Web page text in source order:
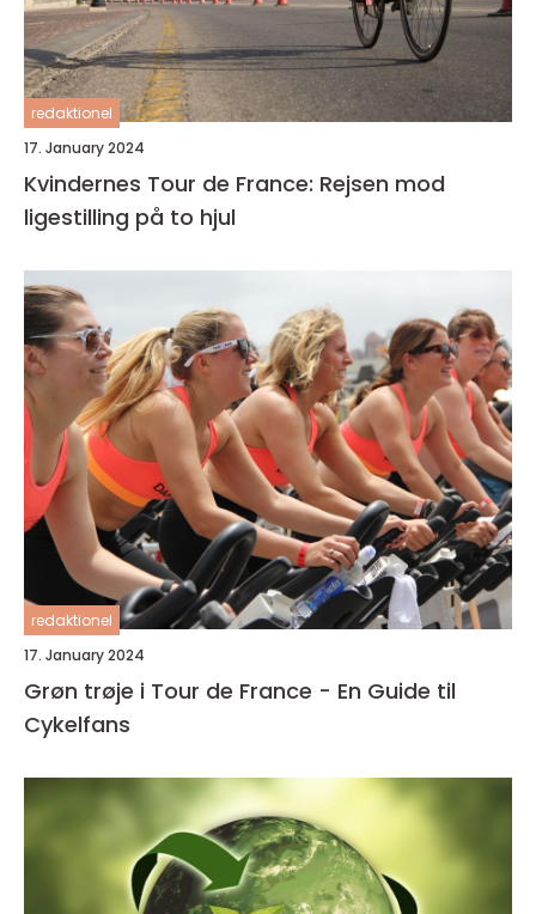
redaktionel
17. January 2024
Kvindernes Tour de France: Rejsen mod
ligestilling på to hjul
redaktionel
17. January 2024
Grøn trøje i Tour de France - En Guide til
Cykelfans